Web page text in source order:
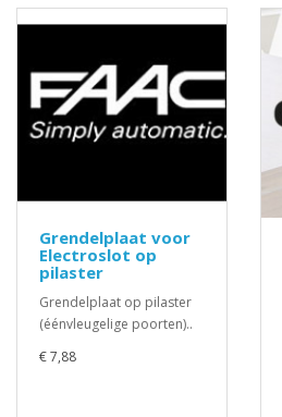
Grendelplaat voor
Electroslot op
pilaster
Grendelplaat op pilaster
(éénvleugelige poorten)..
€ 7,88